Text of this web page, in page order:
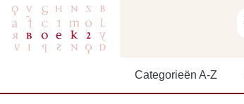
Categorieën A-Z